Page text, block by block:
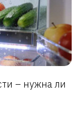
– нужна ли